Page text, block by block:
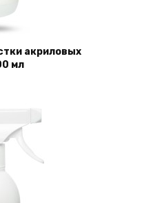
акриловых
мл